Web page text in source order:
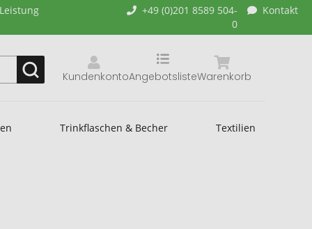
+49 (0)201 8589 504-
0
Kontakt
Kundenkonto Warenkorb
Angebotsliste
Trinkflaschen & Becher Textilien